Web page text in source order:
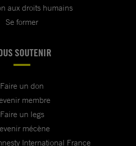
aux droits humains
Se former
SOUTENIR
Faire un don
membre
Faire un legs
mécène
International France